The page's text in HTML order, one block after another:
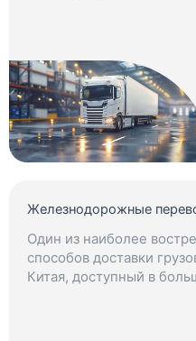
Железнодорожные
Один из наиболее
способов доставки
Китая, доступный в